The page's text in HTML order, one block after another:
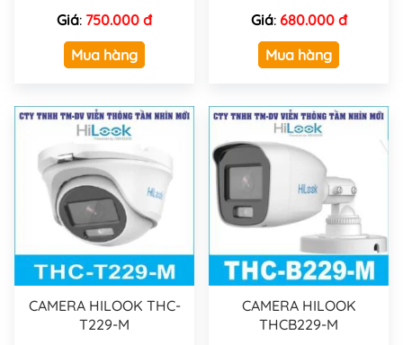
Giá: 750.000 đ
Mua hàng
Giá: 680.000 đ
Mua hàng
CAMERA HILOOK THC-
T229-M
CAMERA HILOOK
THCB229-M